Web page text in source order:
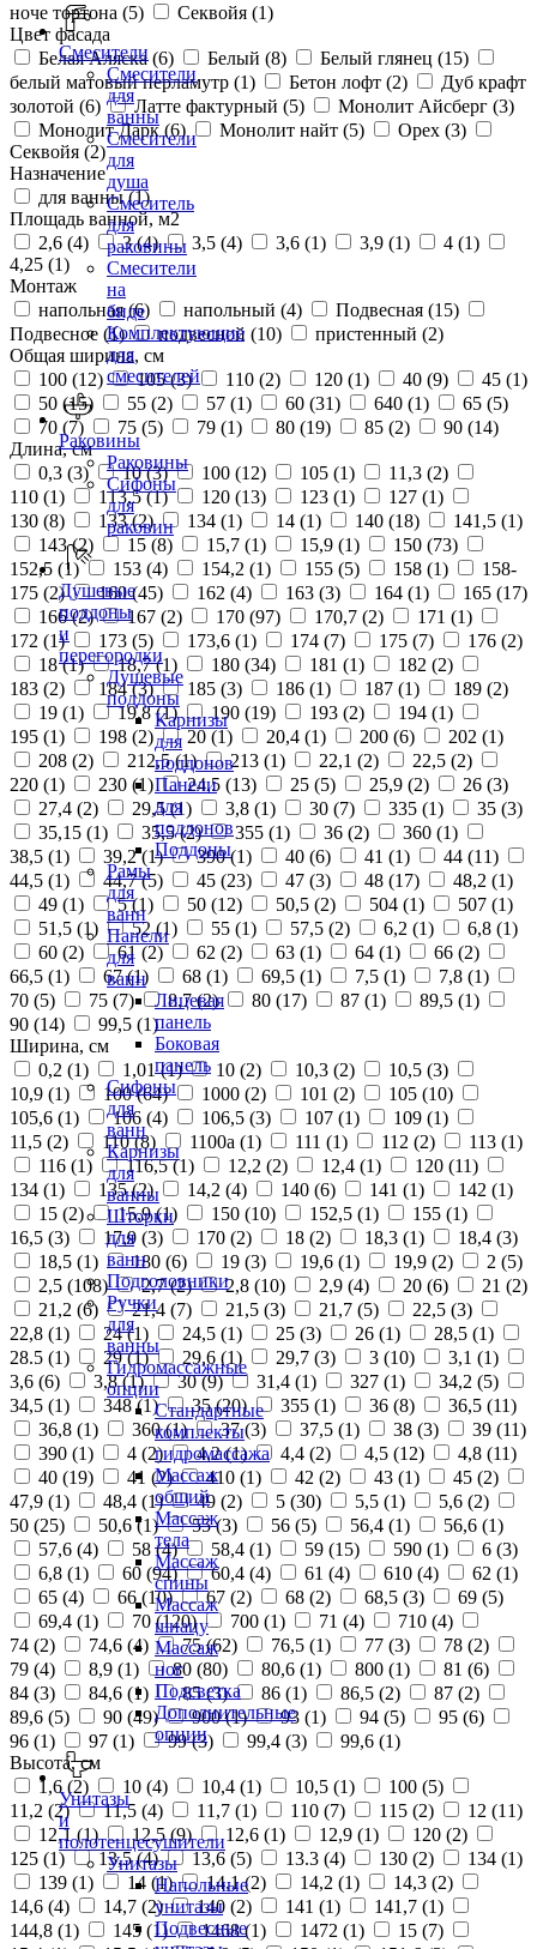
Смесители
Смесители
для
ванны
Смесители
для
душа
Смеситель
для
раковины
Смесители
на
биде
Комплектующие
для
смесителей
Раковины
Раковины
Сифоны
для
раковин
Душевые
поддоны
и
перегородки
Душевые
поддоны
Карнизы
для
поддонов
Панели
для
поддонов
Поддоны
Рамы
для
ванн
Панели
для
ванн
Лицевая
панель
Боковая
панель
Сифоны
для
ванн
Карнизы
для
ванны
Шторки
для
ванн
Подголовники
Ручки
для
ванны
Гидромассажные
опции
Стандартные
комплекты
гидромассажа
Массаж
общий
Массаж
тела
Массаж
спины
Массаж
шиацу
Массаж
ног
Подсветка
Дополнительные
опции
Унитазы
и
полотенцесушители
Унитазы
Напольные
унитазы
Подвесные
ноче тортона (5) Секвойя (1)
Цвет фасада
Белая Аляска (6) Белый (8) Белый глянец (15)
белый матовый перламутр (1) Бетон лофт (2)
Дуб крафт
золотой (6) Латте фактурный (5) Монолит Айсберг (3)
Монолит Дарк (6) Монолит найт (5) Орех (3)
Секвойя (2)
Назначение
для ванны (1)
Площадь ванной, м2
2,6 (4) 3 (4) 3,5 (4) 3,6 (1) 3,9 (1) 4 (1)
4,25 (1)
Монтаж
напольная (6) напольный (4) Подвесная (15)
Подвесное (1) подвесной (10) пристенный (2)
Общая ширина, см
100 (12) 105 (3) 110 (2) 120 (1) 40 (9) 45 (1)
50 (15) 55 (2) 57 (1) 60 (31) 640 (1) 65 (5)
70 (7) 75 (5) 79 (1) 80 (19) 85 (2) 90 (14)
Длина, см
0,3 (3) 10 (3) 100 (12) 105 (1) 11,3 (2)
110 (1) 113,5 (1) 120 (13) 123 (1) 127 (1)
130 (8) 133 (2) 134 (1) 14 (1) 140 (18) 141,5 (1)
143 (2) 15 (8) 15,7 (1) 15,9 (1) 150 (73)
152,5 (1) 153 (4) 154,2 (1) 155 (5) 158 (1)
158-
175 (2) 160 (45) 162 (4) 163 (3) 164 (1) 165 (17)
166 (2) 167 (2) 170 (97) 170,7 (2) 171 (1)
172 (1) 173 (5) 173,6 (1) 174 (7) 175 (7) 176 (2)
18 (1) 18,7 (1) 180 (34) 181 (1) 182 (2)
183 (2) 184 (3) 185 (3) 186 (1) 187 (1) 189 (2)
19 (1) 19,8 (1) 190 (19) 193 (2) 194 (1)
195 (1) 198 (2) 20 (1) 20,4 (1) 200 (6) 202 (1)
208 (2) 212,5 (1) 213 (1) 22,1 (2) 22,5 (2)
220 (1) 230 (1) 24,5 (13) 25 (5) 25,9 (2) 26 (3)
27,4 (2) 29,5 (1) 3,8 (1) 30 (7) 335 (1) 35 (3)
35,15 (1) 35,5 (2) 355 (1) 36 (2) 360 (1)
38,5 (1) 39,2 (1) 390 (1) 40 (6) 41 (1) 44 (11)
44,5 (1) 44,7 (5) 45 (23) 47 (3) 48 (17) 48,2 (1)
49 (1) 5 (1) 50 (12) 50,5 (2) 504 (1) 507 (1)
51,5 (1) 52 (1) 55 (1) 57,5 (2) 6,2 (1) 6,8 (1)
60 (2) 61 (2) 62 (2) 63 (1) 64 (1) 66 (2)
66,5 (1) 67 (1) 68 (1) 69,5 (1) 7,5 (1) 7,8 (1)
70 (5) 75 (7) 8,7 (2) 80 (17) 87 (1) 89,5 (1)
90 (14) 99,5 (1)
Ширина, см
0,2 (1) 1,01 (1) 10 (2) 10,3 (2) 10,5 (3)
10,9 (1) 100 (64) 1000 (2) 101 (2) 105 (10)
105,6 (1) 106 (4) 106,5 (3) 107 (1) 109 (1)
11,5 (2) 110 (8) 1100а (1) 111 (1) 112 (2) 113 (1)
116 (1) 116,5 (1) 12,2 (2) 12,4 (1) 120 (11)
134 (1) 135 (2) 14,2 (4) 140 (6) 141 (1) 142 (1)
15 (2) 15,9 (1) 150 (10) 152,5 (1) 155 (1)
16,5 (3) 17,9 (3) 170 (2) 18 (2) 18,3 (1) 18,4 (3)
18,5 (1) 180 (6) 19 (3) 19,6 (1) 19,9 (2) 2 (5)
2,5 (108) 2,7 (2) 2,8 (10) 2,9 (4) 20 (6) 21 (2)
21,2 (6) 21,4 (7) 21,5 (3) 21,7 (5) 22,5 (3)
22,8 (1) 24 (1) 24,5 (1) 25 (3) 26 (1) 28,5 (1)
28.5 (1) 29 (1) 29,6 (1) 29,7 (3) 3 (10) 3,1 (1)
3,6 (6) 3,8 (1) 30 (9) 31,4 (1) 327 (1) 34,2 (5)
34,5 (1) 348 (1) 35 (20) 355 (1) 36 (8) 36,5 (11)
36,8 (1) 360 (1) 37 (3) 37,5 (1) 38 (3) 39 (11)
390 (1) 4 (2) 4,2 (1) 4,4 (2) 4,5 (12) 4,8 (11)
40 (19) 41 (2) 410 (1) 42 (2) 43 (1) 45 (2)
47,9 (1) 48,4 (1) 49 (2) 5 (30) 5,5 (1) 5,6 (2)
50 (25) 50,6 (1) 55 (3) 56 (5) 56,4 (1) 56,6 (1)
57,6 (4) 58 (4) 58,4 (1) 59 (15) 590 (1) 6 (3)
6,8 (1) 60 (94) 60,4 (4) 61 (4) 610 (4) 62 (1)
65 (4) 66 (10) 67 (2) 68 (2) 68,5 (3) 69 (5)
69,4 (1) 70 (120) 700 (1) 71 (4) 710 (4)
74 (2) 74,6 (4) 75 (62) 76,5 (1) 77 (3) 78 (2)
79 (4) 8,9 (1) 80 (80) 80,6 (1) 800 (1) 81 (6)
84 (3) 84,6 (1) 85 (3) 86 (1) 86,5 (2) 87 (2)
89,6 (5) 90 (49) 900 (1) 93 (1) 94 (5) 95 (6)
96 (1) 97 (1) 99 (3) 99,4 (3) 99,6 (1)
Высота, см
1,6 (2) 10 (4) 10,4 (1) 10,5 (1) 100 (5)
11,2 (2) 11,5 (4) 11,7 (1) 110 (7) 115 (2) 12 (11)
12,1 (1) 12,5 (9) 12,6 (1) 12,9 (1) 120 (2)
125 (1) 13,5 (4) 13,6 (5) 13.3 (4) 130 (2) 134 (1)
139 (1) 14 (1) 14,1 (2) 14,2 (1) 14,3 (2)
14,6 (4) 14,7 (2) 140 (2) 141 (1) 141,7 (1)
144,8 (1) 145 (1) 1468 (1) 1472 (1) 15 (7)